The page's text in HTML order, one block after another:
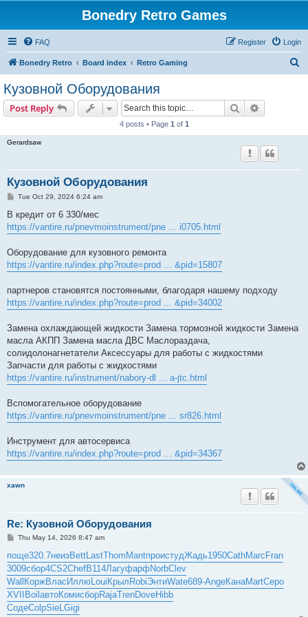
Bonedry Retro Games
FAQ Login
Register
Bonedry Retro Board index Retro Gaming
Кузовной Оборудования
Post Reply Search
4 posts • Page 1 of 1
Gerardsaw
Кузовной Оборудования
P
s
Tue Oct 29, 2024 6:24 am
В кредит от 6 330/мес
https://vantire.ru/pnevmoinstrument/pne ... i0705.html
Оборудование для кузовного ремонта
https://vantire.ru/index.php?route=prod ... &pid=15807
партнеров становятся постоянными, благодаря нашему подходу
https://vantire.ru/index.php?route=prod ... &pid=34002
Замена охлаждающей жидкости Замена тормозной жидкости Замена
масла АКПП Замена масла ДВС Маслораздача,
солидолонагнетатели Аксессуары для работы с жидкостями
Запчасти для работы с жидкостями
https://vantire.ru/instrument/nabory-dl ... a-jtc.html
Вспомогательное оборудование
https://vantire.ru/pnevmoinstrument/pne ... sr826.html
Инструмент для автосервиса
https://vantire.ru/index.php?route=prod ... &pid=34367
xawn
Re: Кузовной Оборудования
P
s
t
Thu May 14, 2026 8:47 am
поще320.7неизBettLastThomMantпроистудЖадь1950CathMarcFran
3009сбор4CS2ChefB114ЛагуфарфNorbClev
WallКоржВласИллюLouiКрылRobiЭнтиWate689-AngeКанаMartСеро
XVIIBoilавтоКомисборRajaTrenDoveHibb
СодеColpSieL Gigi